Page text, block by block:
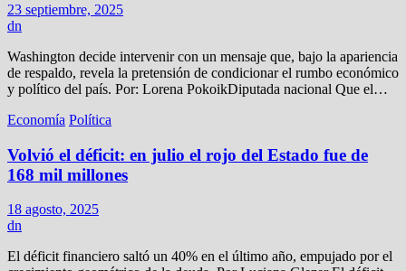
23 septiembre, 2025
dn
Washington decide intervenir con un mensaje que, bajo la apariencia
de respaldo, revela la pretensión de condicionar el rumbo económico
y político del país. Por: Lorena PokoikDiputada nacional Que el…
Economía Política
Volvió el déficit: en julio el rojo del Estado fue de
168 mil millones
18 agosto, 2025
dn
El déficit financiero saltó un 40% en el último año, empujado por el